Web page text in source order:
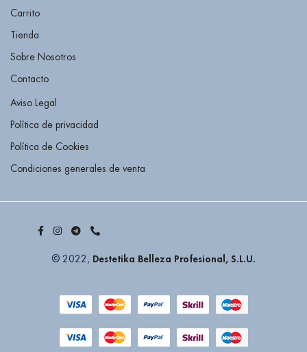
Carrito
Tienda
Sobre Nosotros
Contacto
Aviso Legal
Política de privacidad
Política de Cookies
Condiciones generales de venta
© 2022, Destetika Belleza Profesional, S.L.U.